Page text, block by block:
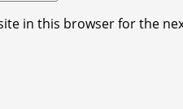
in this browser for the